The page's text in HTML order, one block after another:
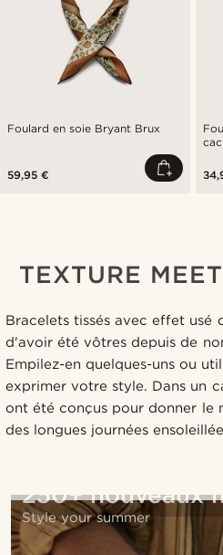
Foulard en soie Bryant Brux
59,95 €
TEXTURE
Bracelets tissés avec effet usé
d'avoir été vôtres depuis de
Empilez-en quelques-uns ou
exprimer votre style. Dans un
ont été conçus pour donner le
des longues journées
250+ nouveaux
Style your summer